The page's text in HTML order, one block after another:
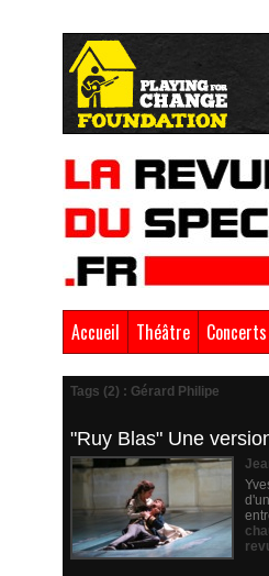
Accueil Théâtre
Tags (2) : Gérard Philipe
"Ruy Blas" Une